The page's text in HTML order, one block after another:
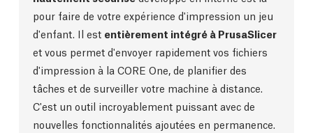
pour faire de votre expérience d'impression un jeu
d'enfant. Il est entièrement intégré à PrusaSlicer
et vous permet d'envoyer rapidement vos fichiers
d'impression à la CORE One, de planifier des
tâches et de surveiller votre machine à distance.
C'est un outil incroyablement puissant avec de
nouvelles fonctionnalités ajoutées en permanence.